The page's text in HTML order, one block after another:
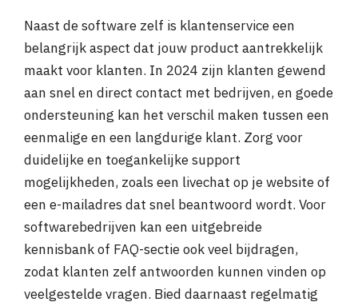
Naast de software zelf is klantenservice een
belangrijk aspect dat jouw product aantrekkelijk
maakt voor klanten. In 2024 zijn klanten gewend
aan snel en direct contact met bedrijven, en goede
ondersteuning kan het verschil maken tussen een
eenmalige en een langdurige klant. Zorg voor
duidelijke en toegankelijke support
mogelijkheden, zoals een livechat op je website of
een e-mailadres dat snel beantwoord wordt. Voor
softwarebedrijven kan een uitgebreide
kennisbank of FAQ-sectie ook veel bijdragen,
zodat klanten zelf antwoorden kunnen vinden op
veelgestelde vragen. Bied daarnaast regelmatig